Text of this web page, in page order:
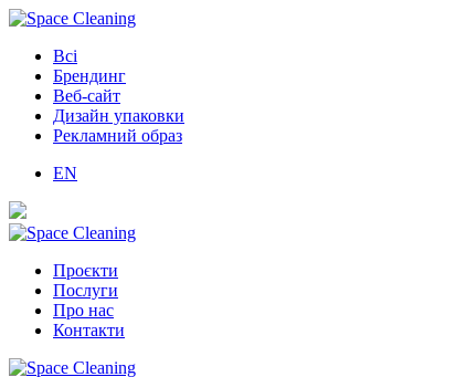
Всі
Брендинг
Веб-сайт
Дизайн упаковки
Рекламний образ
EN
Проєкти
Послуги
Про нас
Контакти